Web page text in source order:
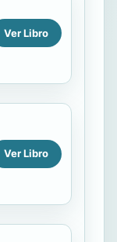
Ver Libro
Ver Libro